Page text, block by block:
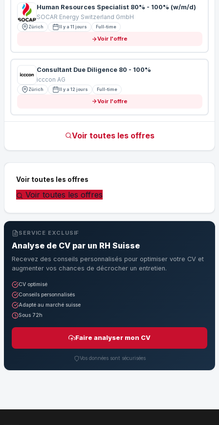
Human Resources Specialist 80% - 100% (w/m/d)
SOCAR Energy Switzerland GmbH
Zürich Il y a 11 jours Full-time
Voir l'offre
Consultant Due Diligence 80 - 100%
icccon AG
Zürich Il y a 12 jours Full-time
Voir l'offre
Voir toutes les offres
Voir toutes les offres
Voir toutes les offres
SERVICE EXCLUSIF
Analyse de CV par un RH Suisse
Recevez des conseils personnalisés pour optimiser votre CV et
augmenter vos chances de décrocher un entretien.
CV optimisé
Conseils personnalisés
Adapté au marché suisse
Sous 72h
Faire analyser mon CV
Vos données sont sécurisées